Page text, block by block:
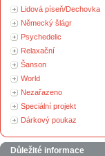
Lidová píseň/Dechovka
Německý šlágr
Psychedelic
Relaxační
Šanson
World
Nezařazeno
Speciální projekt
Dárkový poukaz
Důležité informace